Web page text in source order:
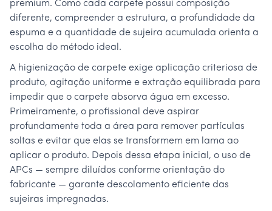
premium. Como cada carpete possui composição
diferente, compreender a estrutura, a profundidade da
espuma e a quantidade de sujeira acumulada orienta a
escolha do método ideal.
A higienização de carpete exige aplicação criteriosa de
produto, agitação uniforme e extração equilibrada para
impedir que o carpete absorva água em excesso.
Primeiramente, o profissional deve aspirar
profundamente toda a área para remover partículas
soltas e evitar que elas se transformem em lama ao
aplicar o produto. Depois dessa etapa inicial, o uso de
APCs — sempre diluídos conforme orientação do
fabricante — garante descolamento eficiente das
sujeiras impregnadas.